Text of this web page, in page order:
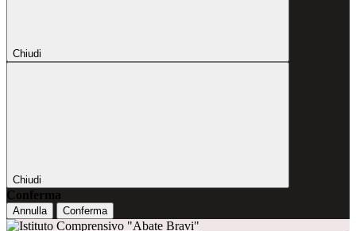
Chiudi
Chiudi
Conferma
Annulla Conferma